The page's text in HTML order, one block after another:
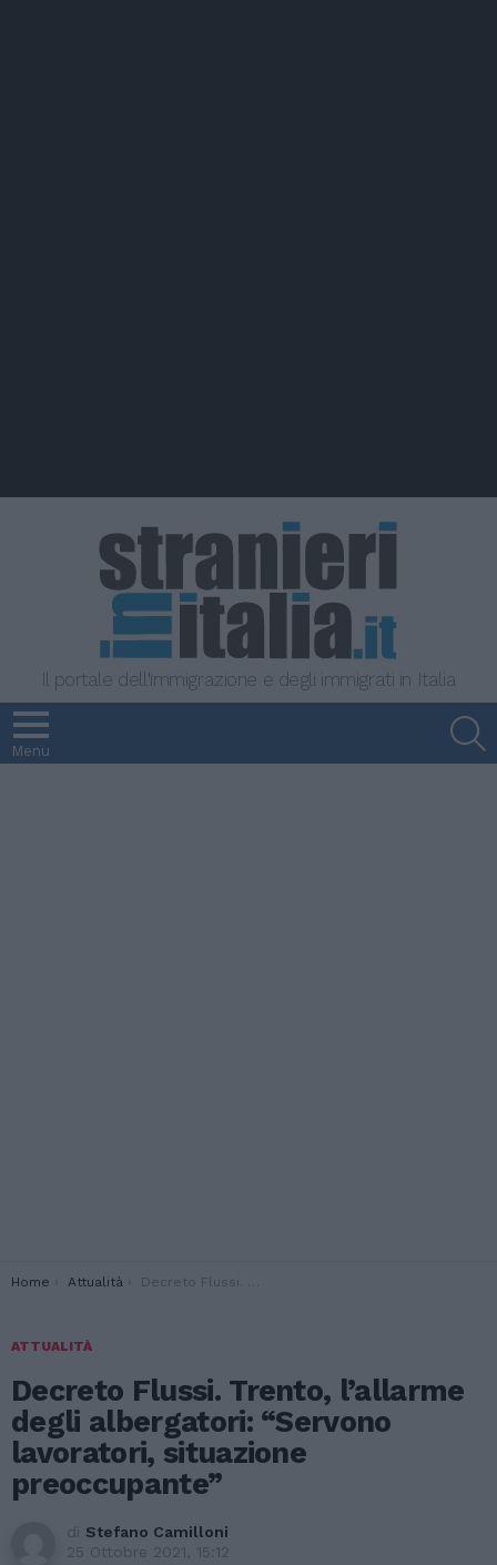
Il portale dell'immigrazione e degli immigrati in Italia
Menu
You are here:
Home Attualità Decreto Flussi. Trento, l’allarme degli albergatori: “Servono lavoratori, situazione preoccupante”
ATTUALITÀ
Decreto Flussi. Trento, l’allarme
degli albergatori: “Servono
lavoratori, situazione
preoccupante”
di Stefano Camilloni
25 Ottobre 2021, 15:12